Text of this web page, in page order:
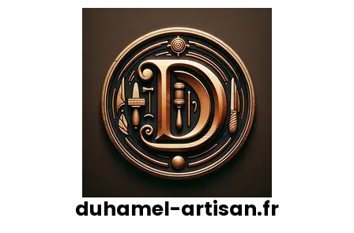
duhamel-artisan.fr